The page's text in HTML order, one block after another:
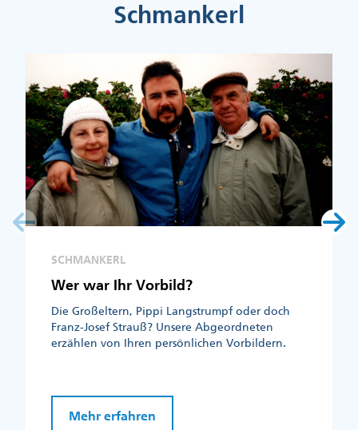
Schmankerl
SCHMANKERL
Wer war Ihr Vorbild?
Die Großeltern, Pippi Langstrumpf oder doch
Franz-Josef Strauß? Unsere Abgeordneten
erzählen von Ihren persönlichen Vorbildern.
Mehr erfahren